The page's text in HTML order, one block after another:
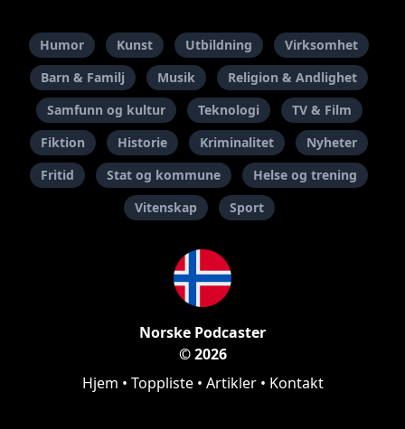
Humor Kunst Utbildning
Virksomhet
Barn & Familj
Musik
Religion & Andlighet
Samfunn og kultur
Teknologi
TV & Film
Fiktion
Historie Kriminalitet
Nyheter
Fritid
Stat og kommune
Helse og trening
Vitenskap
Sport
Norske Podcaster
© 2026
Hjem • Toppliste• Artikler• Kontakt